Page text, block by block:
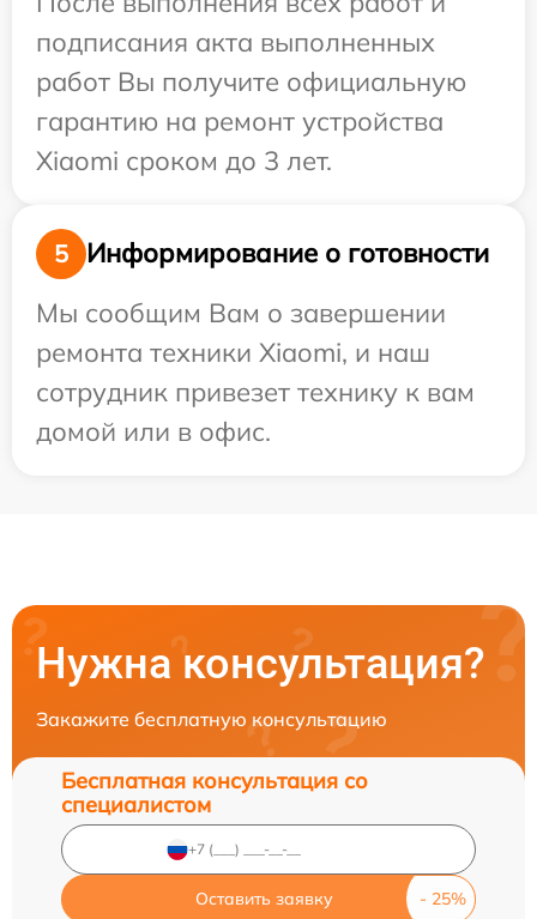
подписания акта выполненных
работ Вы получите официальную
гарантию на ремонт устройства
Xiaomi сроком до 3 лет.
5
Информирование о готовности
Мы сообщим Вам о завершении
ремонта техники Xiaomi, и наш
сотрудник привезет технику к вам
домой или в офис.
Нужна консультация?
Закажите бесплатную консультацию
Бесплатная консультация со
специалистом
Оставить заявку